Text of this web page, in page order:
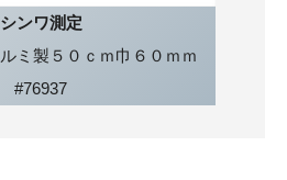
シンワ測定
ミ製５０ｃｍ巾６０ｍｍ
#76937